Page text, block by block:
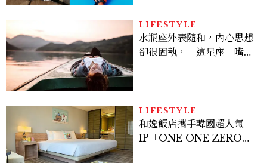
LIFESTYLE
水瓶座外表隨和，內心思想
卻很固執，「這星座」嘴上
LIFESTYLE
和逸飯店攜手韓國超人氣
IP「ONE ONE ZERO